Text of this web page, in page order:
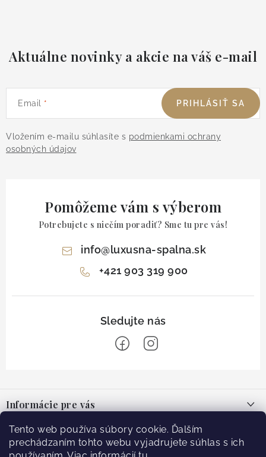
Tento web používa súbory cookie. Ďalším
prechádzaním tohto webu vyjadrujete súhlas s ich
Aktuálne novinky a akcie na váš e-mail
Email
Vložením e-mailu súhlasíte s podmienkami ochrany
osobných údajov
PRIHLÁSIŤ SA
Pomôžeme vám s výberom
Potrebujete s niečím poradiť? Sme tu pre vás!
info@luxusna-spalna.sk
+421 903 319 900
pInformácie pre vás
O nás
Blog
Facebook